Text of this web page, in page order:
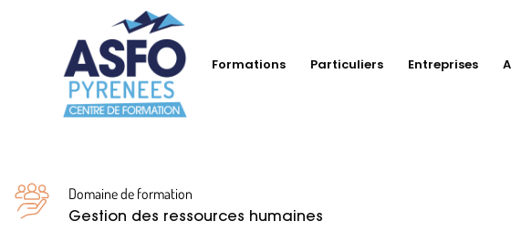
Formations Particuliers Entreprises
Domaine de formation
Gestion des ressources humaines